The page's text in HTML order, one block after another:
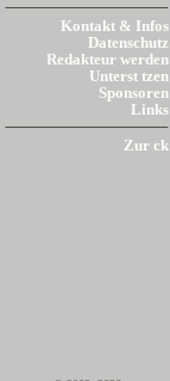
Kontakt & Infos
Datenschutz
Redakteur werden
Unterst tzen
Sponsoren
Links
Zur ck